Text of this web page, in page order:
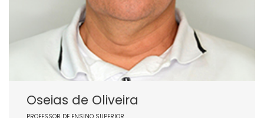
Oseias de Oliveira